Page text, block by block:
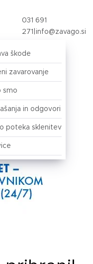
031 691
271 info@zavago.si
škode
zavarovanje
smo
in odgovori
poteka sklenitev